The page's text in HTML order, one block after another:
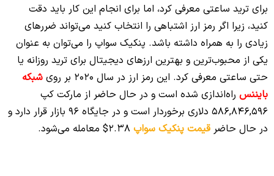
برای ترید ساعتی معرفی کرد، اما برای انجام این کار باید دقت
کنید، زیرا اگر رمز ارز اشتباهی را انتخاب کنید می‌تواند ضررهای
زیادی را به همراه داشته باشد. پنکیک سواپ را می‌توان به عنوان
یکی از محبوب‌ترین و بهترین ارزهای دیجیتال برای ترید روزانه یا
حتی ساعتی معرفی کرد. این رمز ارز در سال 2020 بر روی
شبکه
بایننس راه‌اندازی شده است و در حال حاضر از مارکت کپ
586,846,596 دلاری برخوردار است و در جایگاه 96 بازار قرار دارد و
در حال حاضر قیمت پنکیک سواپ